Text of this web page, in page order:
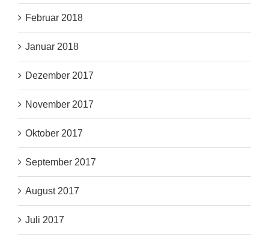
Februar 2018
Januar 2018
Dezember 2017
November 2017
Oktober 2017
September 2017
August 2017
Juli 2017